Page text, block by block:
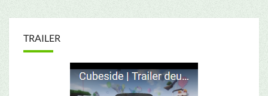
TRAILER